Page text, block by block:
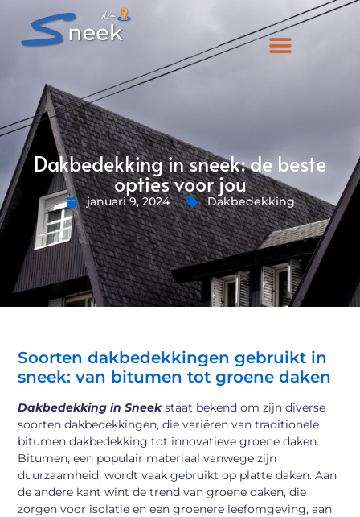
Dakbedekking in sneek: de beste
opties voor jou
januari 9, 2024 Dakbedekking
Soorten dakbedekkingen gebruikt in
sneek: van bitumen tot groene daken
Dakbedekking in Sneekstaat bekend om zijn diverse
soorten dakbedekkingen, die variëren van traditionele
bitumen dakbedekking tot innovatieve groene daken.
Bitumen, een populair materiaal vanwege zijn
duurzaamheid, wordt vaak gebruikt op platte daken. Aan
de andere kant wint de trend van groene daken, die
zorgen voor isolatie en een groenere leefomgeving, aan